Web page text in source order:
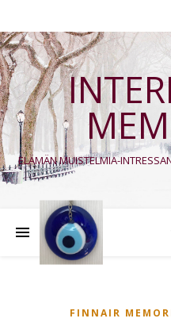
ELÄMÄN MUISTELMIA-
FINNAIR